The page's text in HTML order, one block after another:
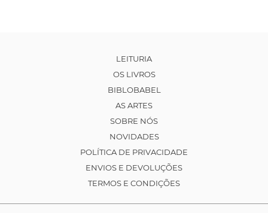
LEITURIA
OS LIVROS
BIBLOBABEL
AS ARTES
SOBRE NÓS
NOVIDADES
POLÍTICA DE PRIVACIDADE
ENVIOS E DEVOLUÇÕES
TERMOS E CONDIÇÕES